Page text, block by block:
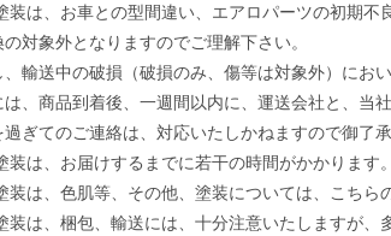
装は、お車との型間違い、エアロパーツの初期
対象外となりますのでご理解下さい。
輸送中の破損（破損のみ、傷等は対象外）にお
、商品到着後、一週間以内に、運送会社と、当社
ぎてのご連絡は、対応いたしかねますので御了承
装は、お届けするまでに若干の時間がかかります
装は、色肌等、その他、塗装については、こち
装は、梱包、輸送には、十分注意いたしますが